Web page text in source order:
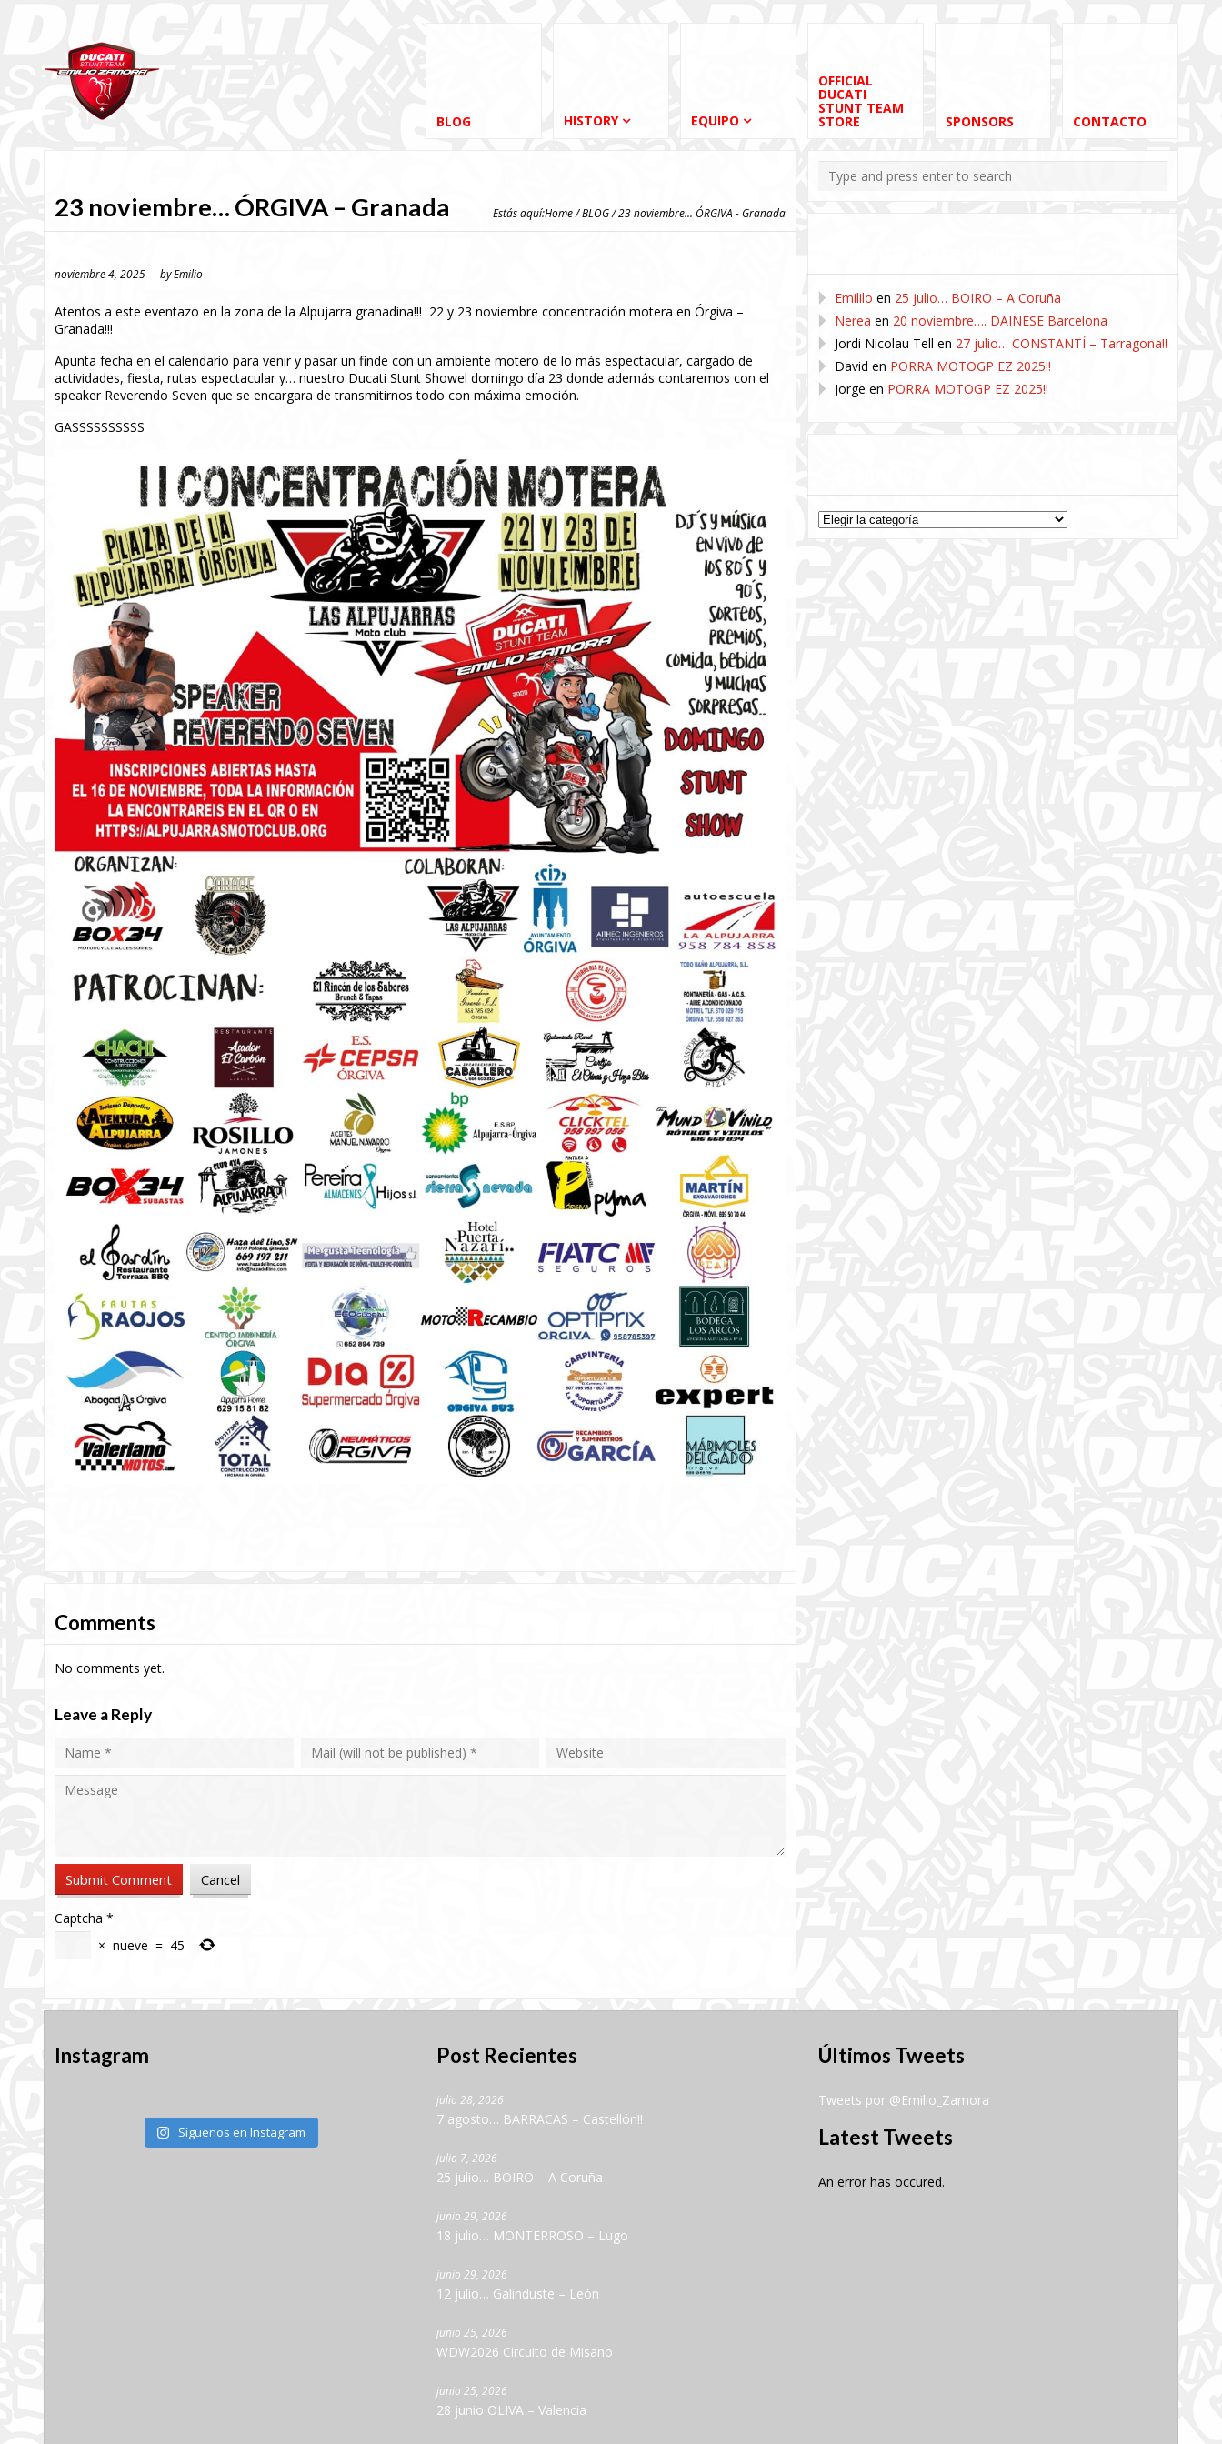
BLOG HISTORY EQUIPO
OFFICIAL
DUCATI
STUNT TEAM
STORE SPONSORS CONTACTO
23 noviembre… ÓRGIVA – Granada Estás aquí:Home/BLOG/ 23 noviembre... ÓRGIVA - Granada
noviembre 4, 2025 byEmilio
Atentos a este eventazo en la zona de la Alpujarra granadina!!! 22 y 23 noviembre concentración motera en Órgiva –
Granada!!!
Apunta fecha en el calendario para venir y pasar un finde con un ambiente motero de lo más espectacular, cargado de
actividades, fiesta, rutas espectacular y… nuestro Ducati Stunt Showel domingo día 23 donde además contaremos con el
speaker Reverendo Seven que se encargara de transmitirnos todo con máxima emoción.
GASSSSSSSSSS
Comments
No comments yet.
Leave a Reply
Captcha *
× nueve = 45
Emililo en 25 julio… BOIRO – A Coruña
Nerea en 20 noviembre…. DAINESE Barcelona
Jordi Nicolau Tell en 27 julio… CONSTANTÍ – Tarragona!!
David en PORRA MOTOGP EZ 2025!!
Jorge en PORRA MOTOGP EZ 2025!!
Categorías
Instagram
Síguenos en Instagram
Post Recientes
julio 28, 2026
7 agosto… BARRACAS – Castellón!!
julio 7, 2026
25 julio… BOIRO – A Coruña
junio 29, 2026
18 julio… MONTERROSO – Lugo
junio 29, 2026
12 julio… Galinduste – León
junio 25, 2026
WDW2026 Circuito de Misano
junio 25, 2026
28 junio OLIVA – Valencia
Últimos Tweets
Tweets por @Emilio_Zamora
Latest Tweets
An error has occured.